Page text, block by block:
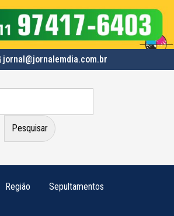
jornal@jornalemdia.com.br
Região Sepultamentos